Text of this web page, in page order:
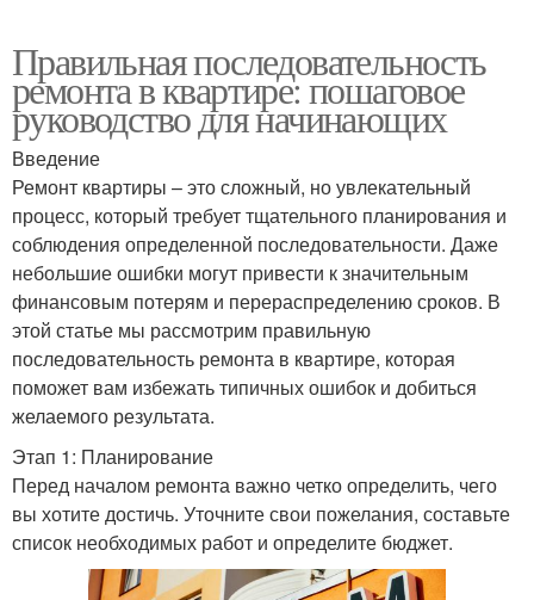
Правильная последовательность
ремонта в квартире: пошаговое
руководство для начинающих
Введение
Ремонт квартиры – это сложный, но увлекательный
процесс, который требует тщательного планирования и
соблюдения определенной последовательности. Даже
небольшие ошибки могут привести к значительным
финансовым потерям и перераспределению сроков. В
этой статье мы рассмотрим правильную
последовательность ремонта в квартире, которая
поможет вам избежать типичных ошибок и добиться
желаемого результата.
Этап 1: Планирование
Перед началом ремонта важно четко определить, чего
вы хотите достичь. Уточните свои пожелания, составьте
список необходимых работ и определите бюджет.